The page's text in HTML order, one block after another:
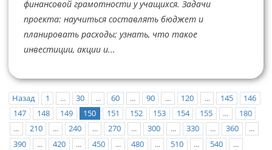
финансовой грамотности у учащихся. Задачи
проекта: научиться составлять бюджет и
планировать расходы; узнать, что такое
инвестиции, акции и...
Назад 1 ... 30 ... 60 ... 90 ... 120 ... 145
146
147
148 149 150 151 152 153 154 155 ...
180
...
210 ... 240 ... 270 ... 300 ... 330 ... 360
...
390
... 420 ... 450 ... 480 ... 510 ... 540
...